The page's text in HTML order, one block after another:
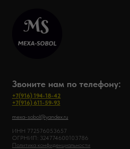
Звоните нам по телефону:
+7(916) 194-18-42
+7(916) 611-59-93
mexa-sobol@yandex.ru
ИНН 772576053657
ОГРНИП: 324774600103786
Политика конфиденциальности